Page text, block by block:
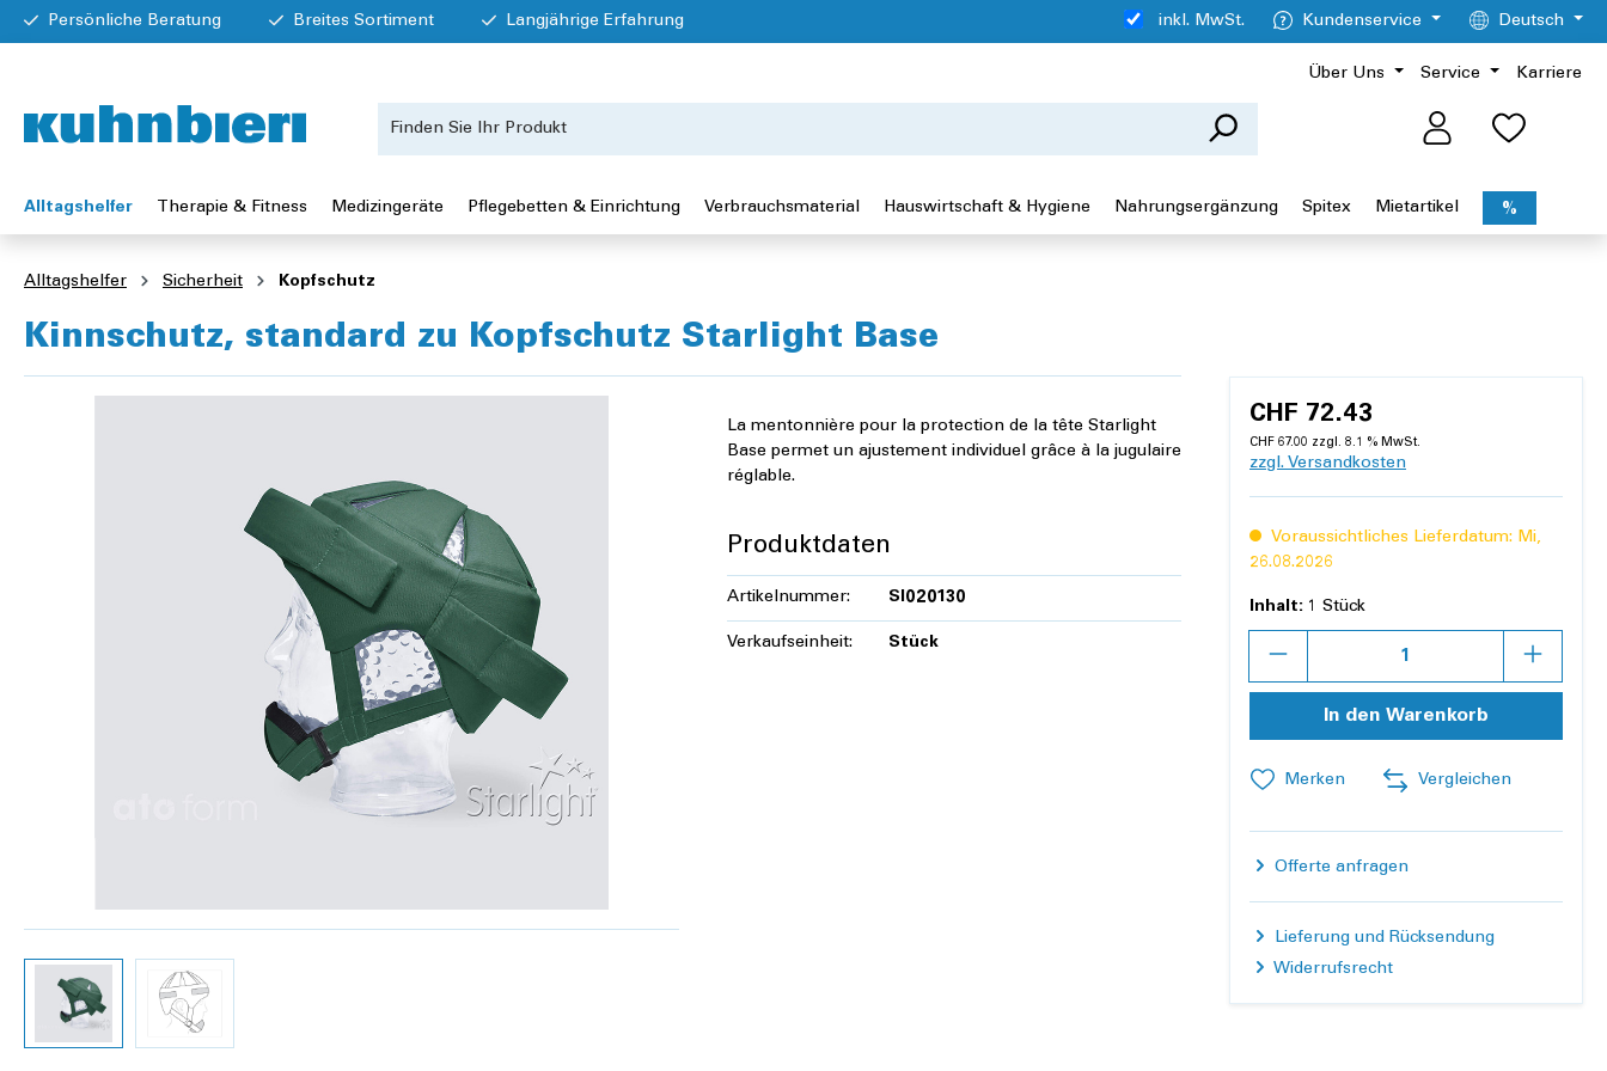
Persönliche Beratung Breites Sortiment Langjährige Erfahrung inkl. MwSt. Kundenservice Deutsch
Über Uns Service Karriere
Alltagshelfer Therapie & Fitness Medizingeräte Pflegebetten & Einrichtung Verbrauchsmaterial Hauswirtschaft & Hygiene Nahrungsergänzung Spitex Mietartikel %
Alltagshelfer Sicherheit Kopfschutz
Kinnschutz, standard zu Kopfschutz Starlight Base
La mentonnière pour la protection de la tête Starlight
Base permet un ajustement individuel grâce à la jugulaire
réglable.
Produktdaten
Artikelnummer: SI020130
Verkaufseinheit: Stück
CHF 72.43
CHF 67.00 zzgl. 8.1 % MwSt.
zzgl. Versandkosten
Voraussichtliches Lieferdatum: Mi,
26.08.2026
Inhalt: 1 Stück
In den Warenkorb
Merken Vergleichen
Offerte anfragen
Lieferung und Rücksendung
Widerrufsrecht